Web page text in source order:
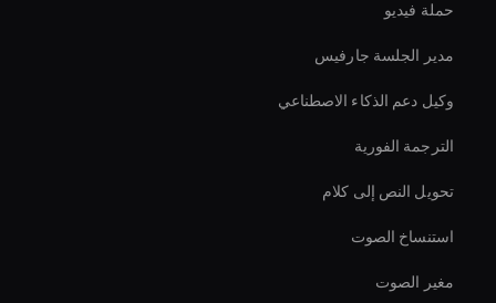
حملة فيديو
مدير الجلسة جارفيس
وكيل دعم الذكاء الاصطناعي
الترجمة الفورية
تحويل النص إلى كلام
استنساخ الصوت
مغير الصوت